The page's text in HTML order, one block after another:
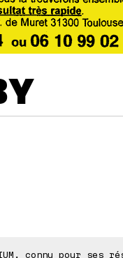
connu pour ses